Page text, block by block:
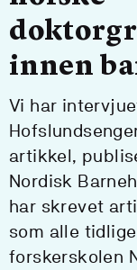
innen
Vi har
artikkel,
Nordisk
har skrevet
som alle
forskerskolen